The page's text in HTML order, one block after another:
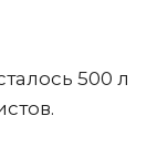
500 л